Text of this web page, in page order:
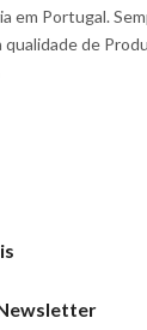
em Portugal.
de